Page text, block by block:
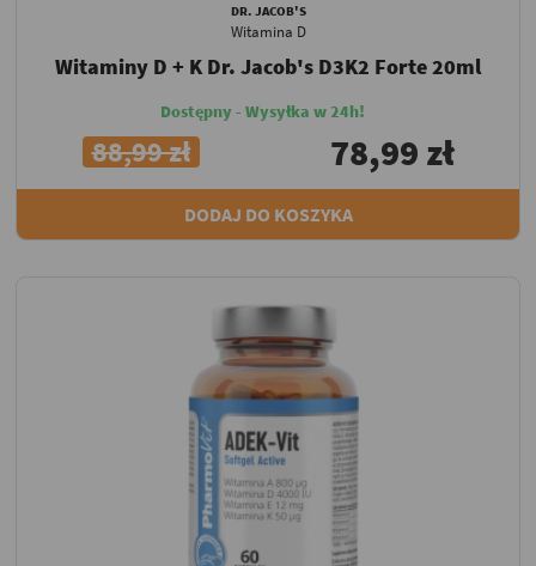
DR. JACOB'S
Witamina D
Witaminy D + K Dr. Jacob's D3K2 Forte 20ml
Dostępny - Wysyłka w 24h!
88,99 zł 78,99 zł
DODAJ DO KOSZYKA